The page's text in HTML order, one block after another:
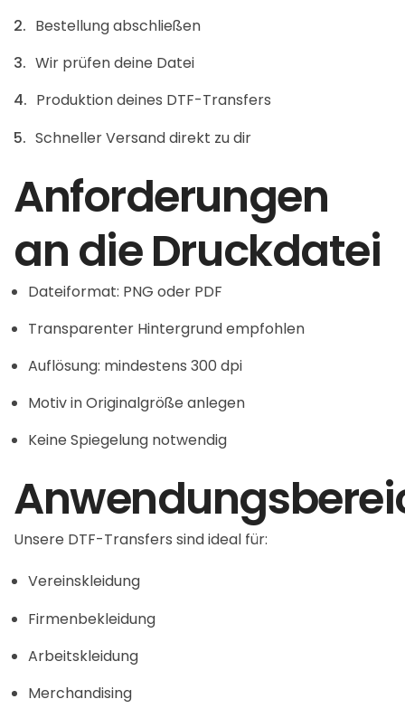
Bestellung abschließen
Wir prüfen deine Datei
Produktion deines DTF-Transfers
Schneller Versand direkt zu dir
Anforderungen
an die Druckdatei
Dateiformat: PNG oder PDF
Transparenter Hintergrund empfohlen
Auflösung: mindestens 300 dpi
Motiv in Originalgröße anlegen
Keine Spiegelung notwendig
Unsere DTF-Transfers sind ideal für:
Vereinskleidung
Firmenbekleidung
Arbeitskleidung
Merchandising